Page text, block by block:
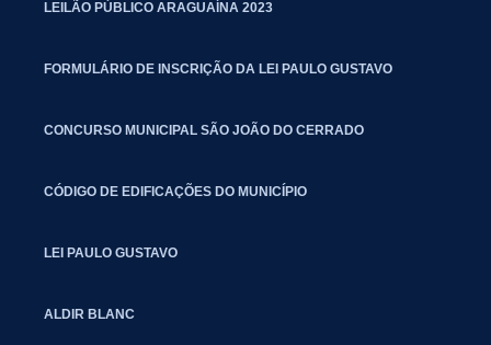
LEILÃO PÚBLICO ARAGUAÍNA 2023
FORMULÁRIO DE INSCRIÇÃO DA LEI PAULO GUSTAVO
CONCURSO MUNICIPAL SÃO JOÃO DO CERRADO
CÓDIGO DE EDIFICAÇÕES DO MUNICÍPIO
LEI PAULO GUSTAVO
ALDIR BLANC